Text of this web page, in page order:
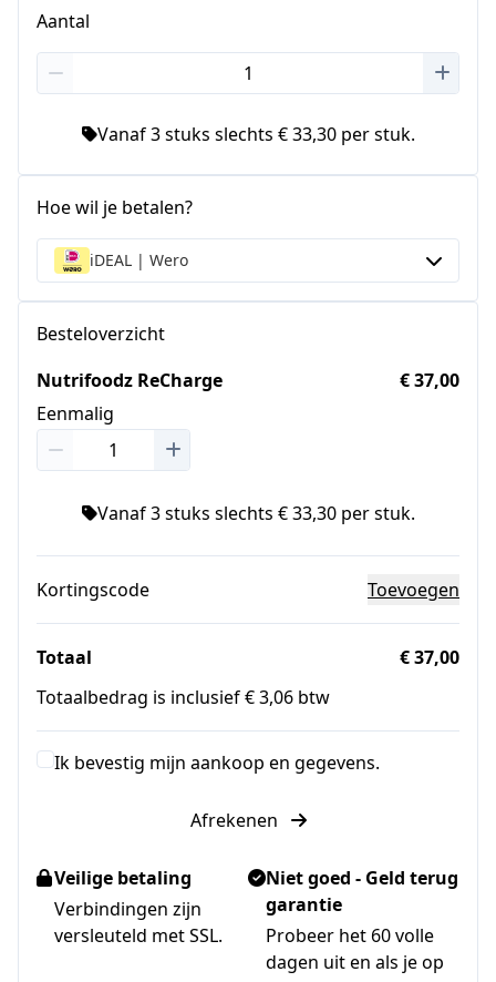
Aantal
Vanaf 3 stuks slechts € 33,30 per stuk.
Hoe wil je betalen?
iDEAL | Wero
Besteloverzicht
Nutrifoodz ReCharge
Eenmalig
€ 37,00
Vanaf 3 stuks slechts € 33,30 per stuk.
Kortingscode Toevoegen
Totaal
€ 37,00
Totaalbedrag is inclusief € 3,06 btw
Ik bevestig mijn aankoop en gegevens.
Afrekenen
Veilige betaling
Verbindingen zijn
versleuteld met SSL.
Niet goed - Geld terug
garantie
Probeer het 60 volle
dagen uit en als je op